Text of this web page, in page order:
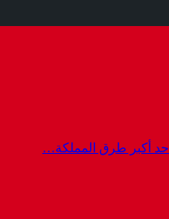
أكبر طرق المملكة…